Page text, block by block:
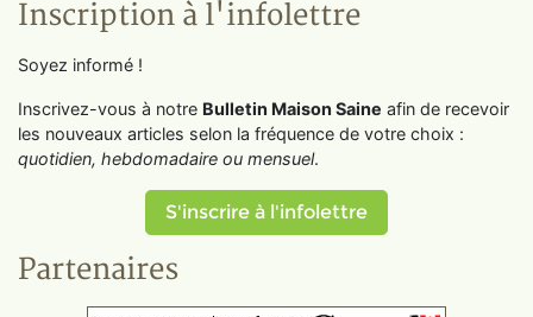
Inscription à l'infolettre
Soyez informé !
Inscrivez-vous à notre Bulletin Maison Saine afin de recevoir
les nouveaux articles selon la fréquence de votre choix :
quotidien, hebdomadaire ou mensuel.
S'inscrire à l'infolettre
Partenaires